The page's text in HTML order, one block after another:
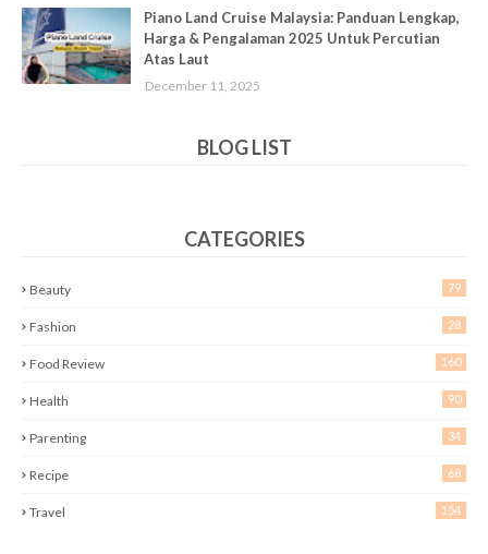
Piano Land Cruise Malaysia: Panduan Lengkap,
Harga & Pengalaman 2025 Untuk Percutian
Atas Laut
December 11, 2025
BLOG LIST
CATEGORIES
Beauty 79
Fashion 28
Food Review 160
Health 90
Parenting 34
Recipe 68
Travel 154